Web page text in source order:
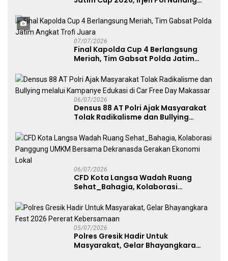
Penggunaan Senjata Api
07/07/2026
Final Kapolda Cup 4 Berlangsung
Meriah, Tim Gabsat Polda Jatim
06/07/2026
Densus 88 AT Polri Ajak Masyarakat
Tolak Radikalisme dan Bullying
Free Day Makassar
06/07/2026
CFD Kota Langsa Wadah Ruang
Sehat_Bahagia, Kolaborasi
Dekranasda Gerakan Ekonomi Lokal
05/07/2026
Polres Gresik Hadir Untuk
Masyarakat, Gelar Bhayangkara